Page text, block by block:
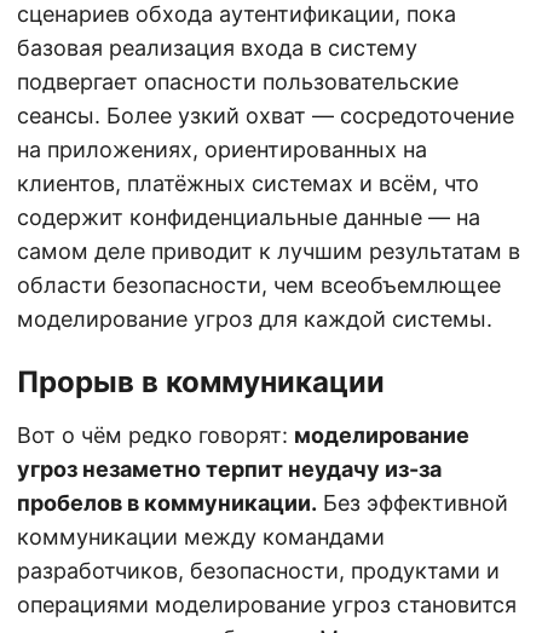
сценариев обхода аутентификации, пока
базовая реализация входа в систему
подвергает опасности пользовательские
сеансы. Более узкий охват — сосредоточение
на приложениях, ориентированных на
клиентов, платёжных системах и всём, что
содержит конфиденциальные данные — на
самом деле приводит к лучшим результатам в
области безопасности, чем всеобъемлющее
моделирование угроз для каждой системы.
Прорыв в коммуникации
Вот о чём редко говорят: моделирование
угроз незаметно терпит неудачу из-за
пробелов в коммуникации. Без эффективной
коммуникации между командами
разработчиков, безопасности, продуктами и
операциями моделирование угроз становится